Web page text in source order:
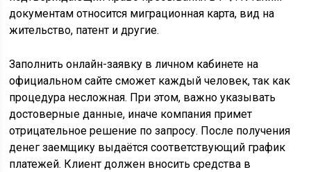
документам относится миграционная карта, вид на
жительство, патент и другие.
Заполнить онлайн-заявку в личном кабинете на
официальном сайте сможет каждый человек, так как
процедура несложная. При этом, важно указывать
достоверные данные, иначе компания примет
отрицательное решение по запросу. После получения
денег заемщику выдаётся соответствующий график
платежей. Клиент должен вносить средства в